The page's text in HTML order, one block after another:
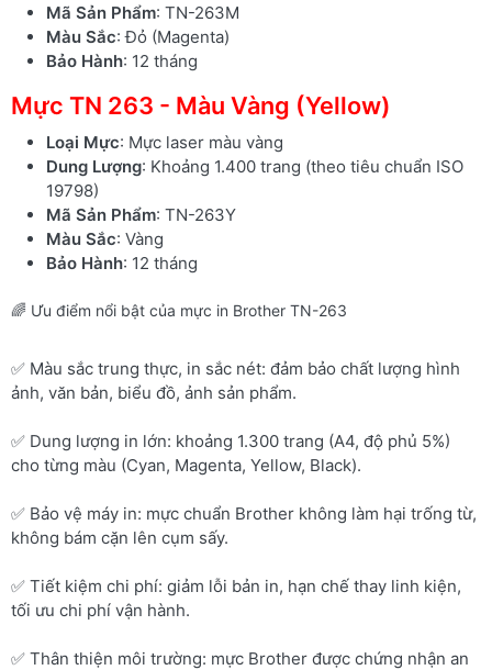
Mã Sản Phẩm: TN-263M
Màu Sắc: Đỏ (Magenta)
Bảo Hành: 12 tháng
Mực TN 263 - Màu Vàng (Yellow)
Loại Mực: Mực laser màu vàng
Dung Lượng: Khoảng 1.400 trang (theo tiêu chuẩn ISO
19798)
Mã Sản Phẩm: TN-263Y
Màu Sắc: Vàng
Bảo Hành: 12 tháng
🌈 Ưu điểm nổi bật của mực in Brother TN-263
✅ Màu sắc trung thực, in sắc nét: đảm bảo chất lượng hình
ảnh, văn bản, biểu đồ, ảnh sản phẩm.
✅ Dung lượng in lớn: khoảng 1.300 trang (A4, độ phủ 5%)
cho từng màu (Cyan, Magenta, Yellow, Black).
✅ Bảo vệ máy in: mực chuẩn Brother không làm hại trống từ,
không bám cặn lên cụm sấy.
✅ Tiết kiệm chi phí: giảm lỗi bản in, hạn chế thay linh kiện,
tối ưu chi phí vận hành.
✅ Thân thiện môi trường: mực Brother được chứng nhận an